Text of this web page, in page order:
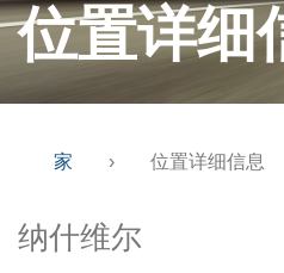
位置详细
家 › 位置详细信息
纳什维尔